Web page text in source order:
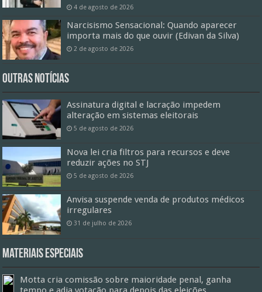
4 de agosto de 2026
Narcisismo Sensacional: Quando aparecer
importa mais do que ouvir (Edivan da Silva)
2 de agosto de 2026
Outras Notícias
Assinatura digital e lacração impedem
alteração em sistemas eleitorais
5 de agosto de 2026
Nova lei cria filtros para recursos e deve
reduzir ações no STJ
5 de agosto de 2026
Anvisa suspende venda de produtos médicos
irregulares
31 de julho de 2026
Materiais especiais
Motta cria comissão sobre maioridade penal, ganha